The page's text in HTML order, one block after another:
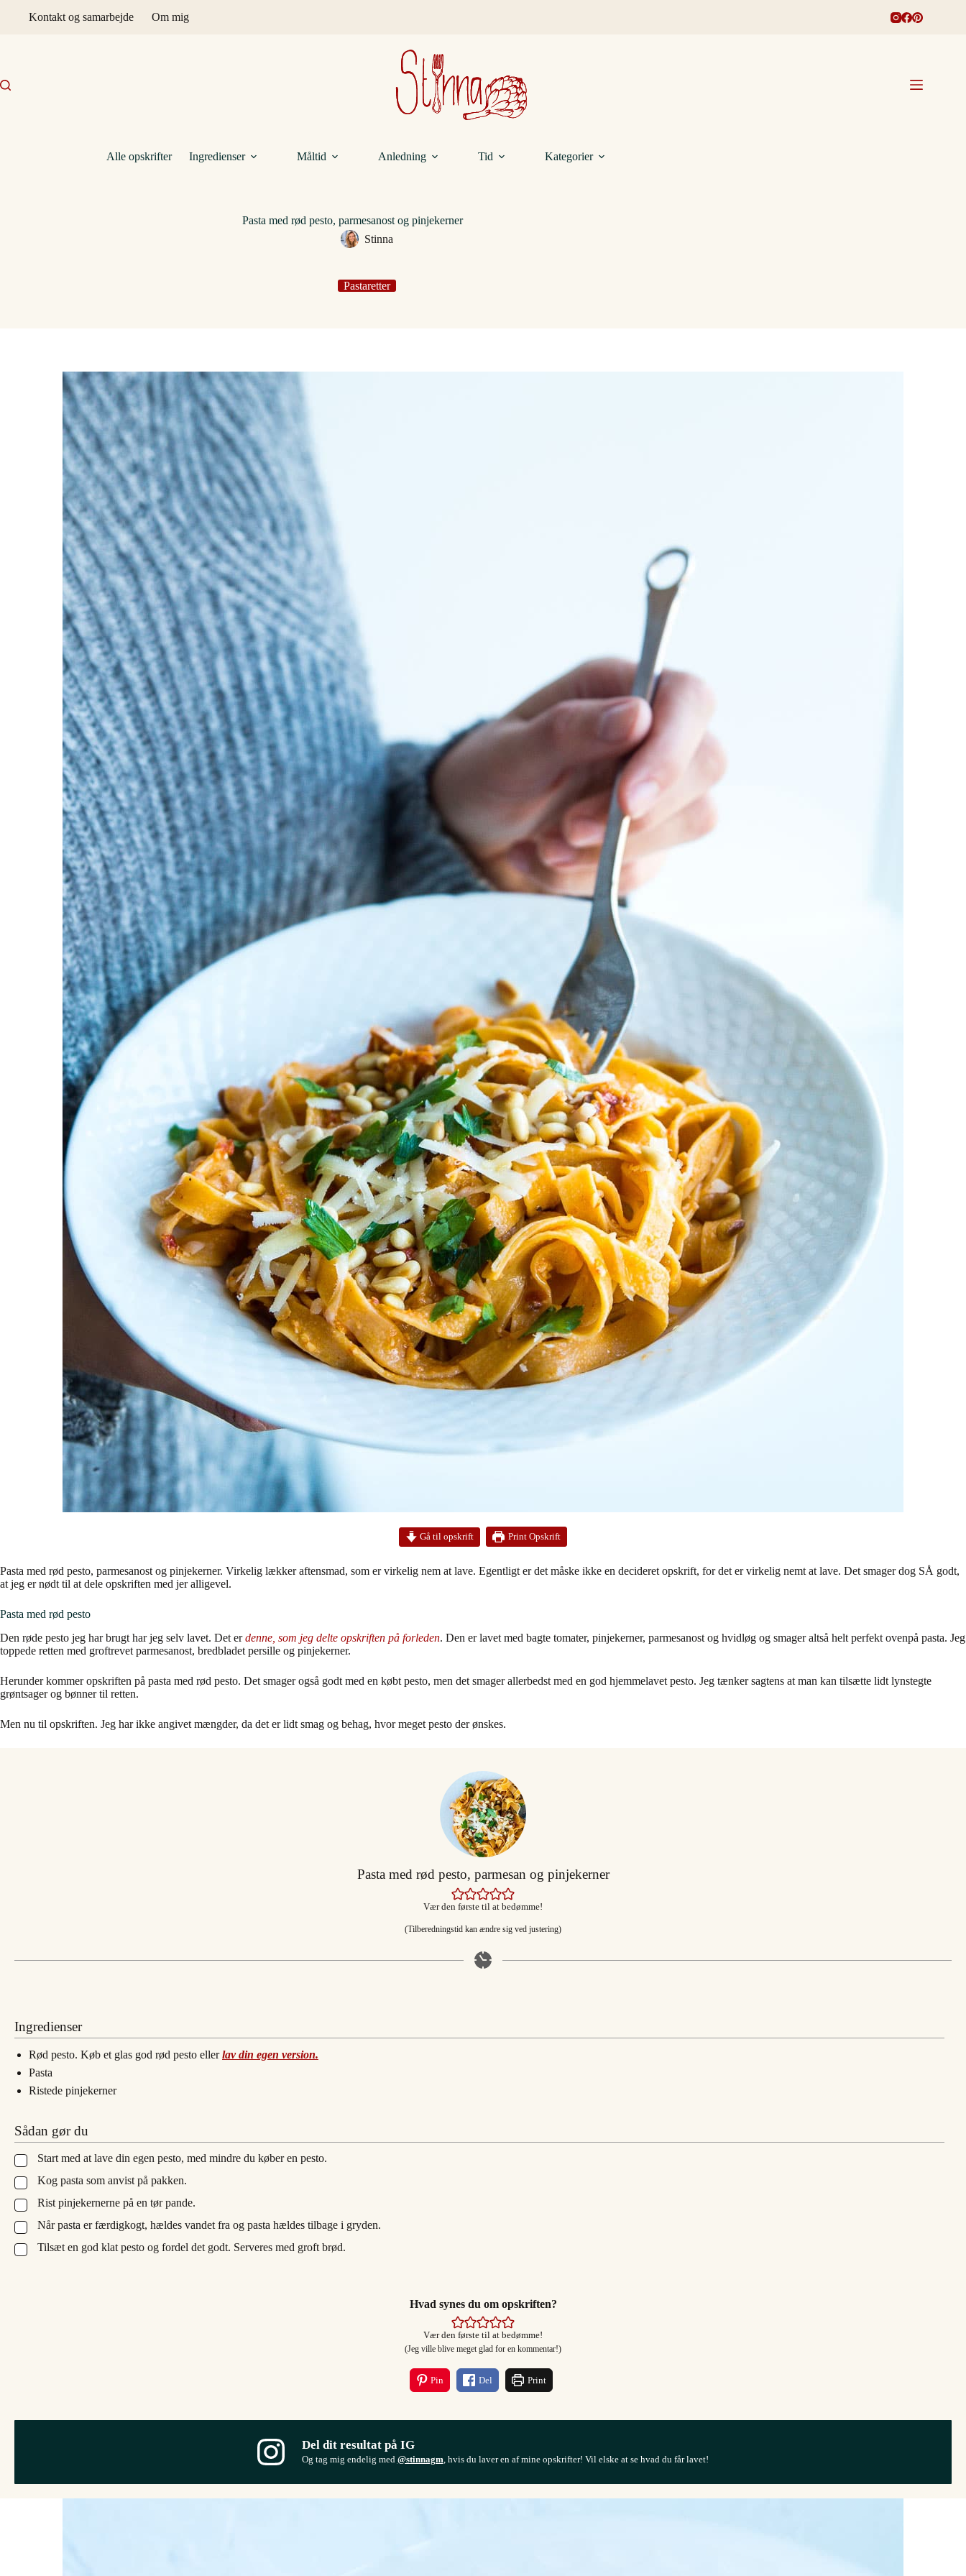
Kontakt og samarbejde Om mig
Alle opskrifter Ingredienser Måltid Anledning Tid Kategorier
Pasta med rød pesto, parmesanost og pinjekerner
Stinna
Pastaretter
Gå til opskrift Print Opskrift
Pasta med rød pesto, parmesanost og pinjekerner. Virkelig lækker aftensmad, som er virkelig nem at lave. Egentligt er det måske ikke en decideret opskrift, for det er virkelig nemt at lave. Det smager dog SÅ godt,
at jeg er nødt til at dele opskriften med jer alligevel.
Pasta med rød pesto
Den røde pesto jeg har brugt har jeg selv lavet. Det erdenne, som jeg delte opskriften på forleden. Den er lavet med bagte tomater, pinjekerner, parmesanost og hvidløg og smager altså helt perfekt ovenpå pasta. Jeg
toppede retten med groftrevet parmesanost, bredbladet persille og pinjekerner.
Herunder kommer opskriften på pasta med rød pesto. Det smager også godt med en købt pesto, men det smager allerbedst med en god hjemmelavet pesto. Jeg tænker sagtens at man kan tilsætte lidt lynstegte
grøntsager og bønner til retten.
Men nu til opskriften. Jeg har ikke angivet mængder, da det er lidt smag og behag, hvor meget pesto der ønskes.
Pasta med rød pesto, parmesan og pinjekerner
Vær den første til at bedømme!
(Tilberedningstid kan ændre sig ved justering)
Ingredienser
Rød pesto. Køb et glas god rød pesto ellerlav din egen version.
Pasta
Ristede pinjekerner
Sådan gør du
▢
Start med at lave din egen pesto, med mindre du køber en pesto.
▢
Kog pasta som anvist på pakken.
▢
Rist pinjekernerne på en tør pande.
▢
Når pasta er færdigkogt, hældes vandet fra og pasta hældes tilbage i gryden.
▢
Tilsæt en god klat pesto og fordel det godt. Serveres med groft brød.
Hvad synes du om opskriften?
Vær den første til at bedømme!
(Jeg ville blive meget glad for en kommentar!)
Pin Del Print
Del dit resultat på IG
Og tag mig endelig med @stinnagm , hvis du laver en af mine opskrifter! Vil elske at se hvad du får lavet!